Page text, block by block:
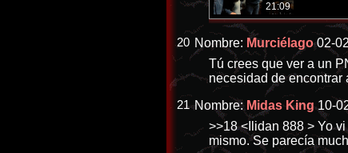
21:09
20 Nombre: Murciélago 02-
Tú crees que ver a un
necesidad de encontrar
21 Nombre: Midas King 10-
>>18<Ilidan 888 > Yo vi
mismo. Se parecía